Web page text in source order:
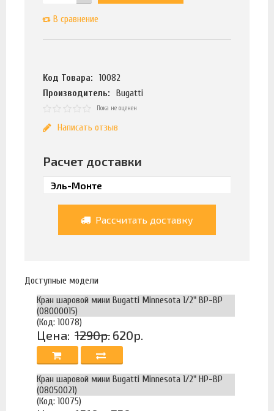
В сравнение
Код Товара:
10082
Производитель:
Bugatti
Пока не оценен
Написать отзыв
Расчет доставки
Рассчитать доставку
Доступные модели
Кран шаровой мини Bugatti Minnesota 1/2" ВР-ВР
(08000015)
(Код: 10078)
Цена: 1290р. 620р.
Кран шаровой мини Bugatti Minnesota 1/2" НР-ВР
(08050021)
(Код: 10075)